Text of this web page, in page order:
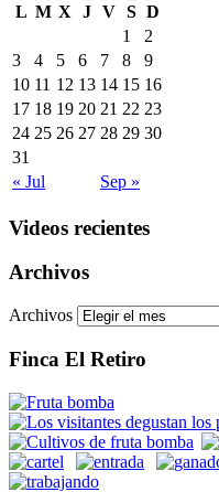
L M X J V S D
1
2
3
4 5 6 7 8
9
10 11 12 13 14 15 16
17 18 19 20 21 22 23
24 25 26 27 28 29 30
31
« Jul
Sep »
Videos recientes
Archivos
Archivos
Finca El Retiro